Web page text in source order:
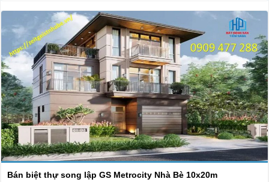
Bán biệt thự song lập GS Metrocity Nhà Bè 10x20m